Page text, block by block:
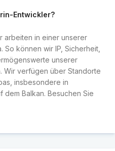
Entwickler?
arbeiten in einer unserer
können wir IP, Sicherheit,
unserer
Wir verfügen über Standorte
insbesondere in
dem Balkan. Besuchen Sie